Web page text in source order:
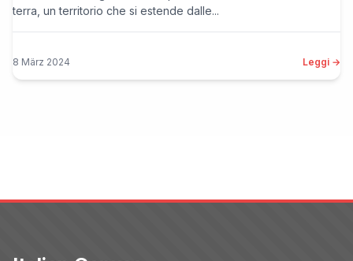
terra, un territorio che si estende dalle...
8 März 2024 Leggi →